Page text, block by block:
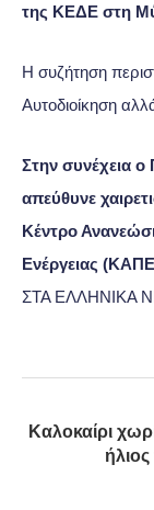
της ΚΕΔΕ στη
Η συζήτηση
Αυτοδιοίκηση
Στην συνέχεια ο
απεύθυνε
Κέντρο
Ενέργειας
ΣΤΑ ΕΛΛΗΝΙΚΑ
Καλοκαίρι